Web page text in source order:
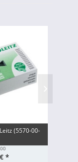
(5570-00-
*